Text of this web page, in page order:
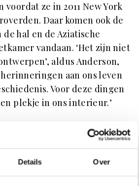
Details Over
ze in 2011 New York
Daar komen ook de
hal en de Aziatische
vandaan. ‘Het zijn niet
aldus Anderson,
herinneringen aan ons leven
Voor deze dingen
plekje in ons interieur.’